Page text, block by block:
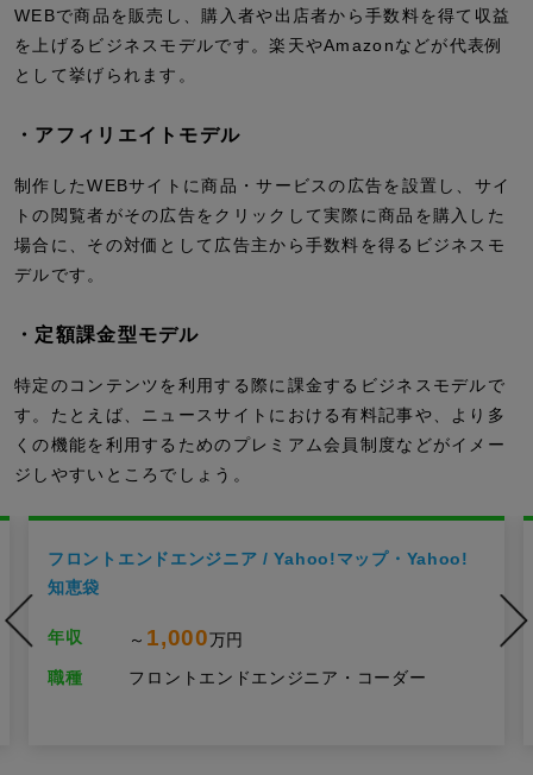
WEBで商品を販売し、購入者や出店者から手数料を得て収益
を上げるビジネスモデルです。楽天やAmazonなどが代表例
として挙げられます。
・アフィリエイトモデル
制作したWEBサイトに商品・サービスの広告を設置し、サイ
トの閲覧者がその広告をクリックして実際に商品を購入した
場合に、その対価として広告主から手数料を得るビジネスモ
デルです。
・定額課金型モデル
特定のコンテンツを利用する際に課金するビジネスモデルで
す。たとえば、ニュースサイトにおける有料記事や、より多
くの機能を利用するためのプレミアム会員制度などがイメー
ジしやすいところでしょう。
フロントエンドエンジニア / Yahoo!マップ・Yahoo!
知恵袋
年収 ～ 1,000万円
職種
フロントエンドエンジニア・コーダー